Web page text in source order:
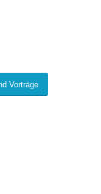
Vorträge